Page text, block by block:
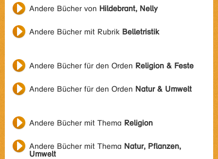
Andere Bücher von Hildebrant, Nelly
Andere Bücher mit Rubrik Belletristik
Andere Bücher für den Orden Religion & Feste
Andere Bücher für den Orden Natur & Umwelt
Andere Bücher mit Thema Religion
Andere Bücher mit Thema Natur, Pflanzen,
Umwelt